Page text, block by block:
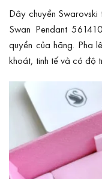
Dây chuyền
Swan Pendant
quyền của hãng. Pha
khoát, tinh tế và có độ